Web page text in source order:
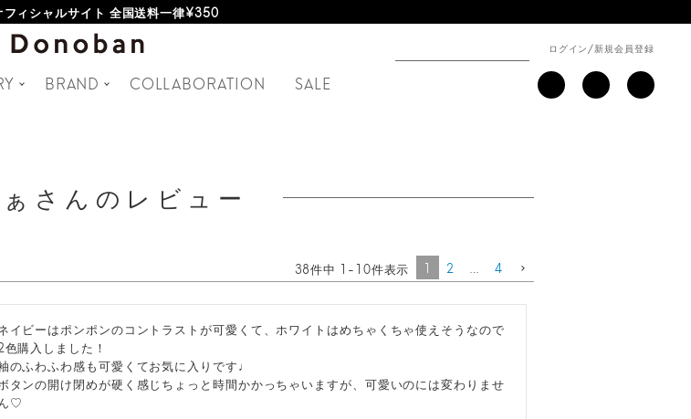
ィシャルサイト 全国送料一律¥350
新規会員登録特典 500ポイントプレゼント
ログイン/新規会員登録
BRAND COLLABORATION SALE
さんのレビュー
38件中 1 - 10件表示 1 2 4
イビーはポンポンのコントラストが可愛くて、ホワイトはめちゃくちゃ使えそうなので
色購入しました！
のふわふわ感も可愛くてお気に入りです♩
タンの開け閉めが硬く感じちょっと時間かかっちゃいますが、可愛いのには変わりませ
♡